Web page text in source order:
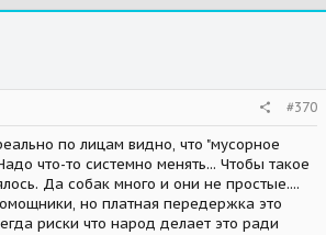
#370
по лицам видно, что "мусорное
что-то системно менять... Чтобы такое
Да собак много и они не простые....
но платная передержка это
риски что народ делает это ради